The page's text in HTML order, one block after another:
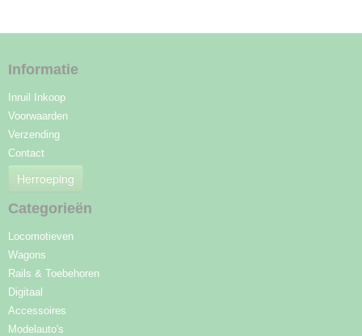
Informatie
Inruil Inkoop
Voorwaarden
Verzending
Contact
Herroeping
Categorieën
Locomotieven
Wagons
Rails & Toebehoren
Digitaal
Accessoires
Modelauto's